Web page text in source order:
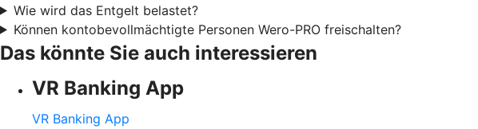
Wie wird das Entgelt belastet?
Können kontobevollmächtigte Personen Wero-PRO freischalten?
Das könnte Sie auch interessieren
VR Banking App
VR Banking App